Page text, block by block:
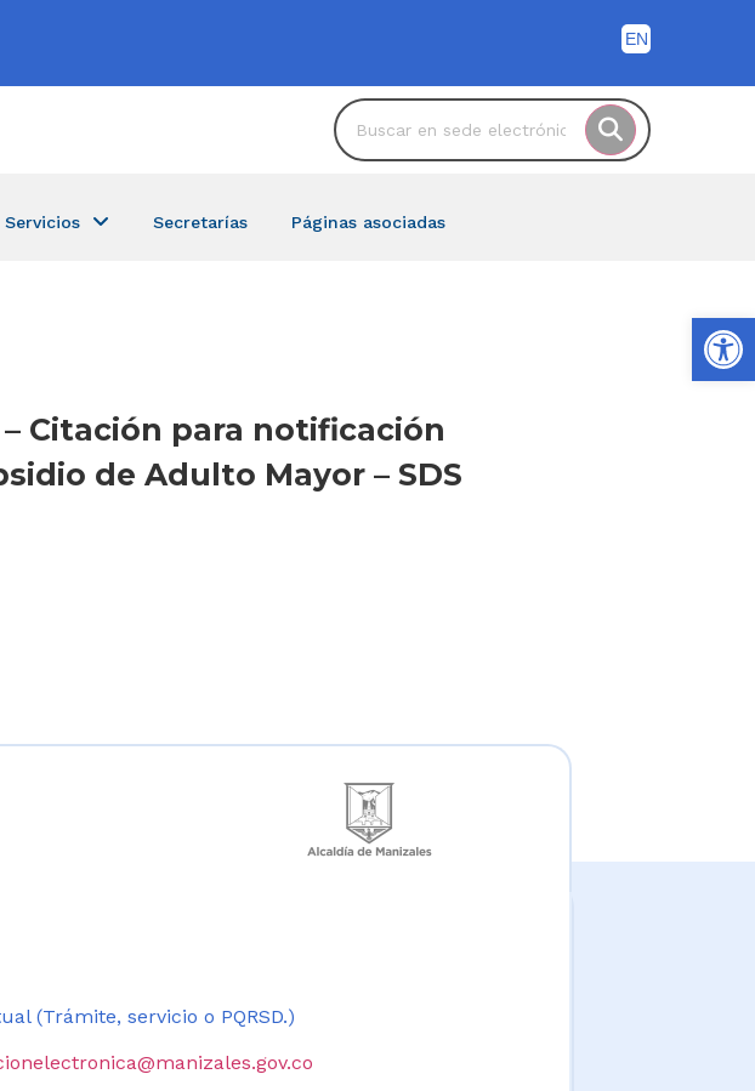
Servicios Secretarías Páginas asociadas
Citación para notificación
de Adulto Mayor – SDS
(Trámite, servicio o PQRSD.)